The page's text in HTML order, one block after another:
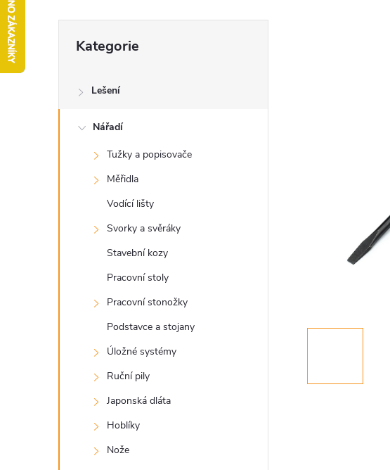
s
kategorie
Kategorie
Lešení
Nářadí
Tužky a popisovače
Měřidla
Vodící lišty
Svorky a svěráky
Stavební kozy
Pracovní stoly
Pracovní stonožky
Podstavce a stojany
Úložné systémy
Ruční pily
Japonská dláta
Hoblíky
Nože